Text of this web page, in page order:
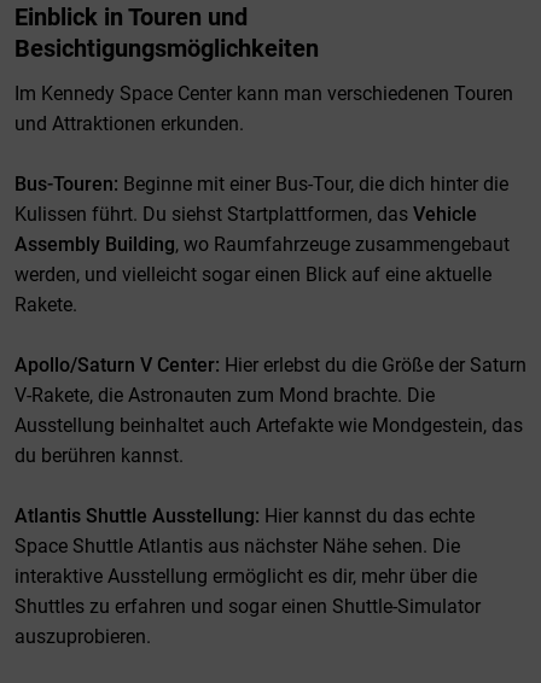
Einblick in Touren und
Besichtigungsmöglichkeiten
Im Kennedy Space Center kann man verschiedenen Touren
und Attraktionen erkunden.
Bus-Touren: Beginne mit einer Bus-Tour, die dich hinter die
Kulissen führt. Du siehst Startplattformen, das Vehicle
Assembly Building, wo Raumfahrzeuge zusammengebaut
werden, und vielleicht sogar einen Blick auf eine aktuelle
Rakete.
Apollo/Saturn V Center: Hier erlebst du die Größe der Saturn
V-Rakete, die Astronauten zum Mond brachte. Die
Ausstellung beinhaltet auch Artefakte wie Mondgestein, das
du berühren kannst.
Atlantis Shuttle Ausstellung: Hier kannst du das echte
Space Shuttle Atlantis aus nächster Nähe sehen. Die
interaktive Ausstellung ermöglicht es dir, mehr über die
Shuttles zu erfahren und sogar einen Shuttle-Simulator
auszuprobieren.